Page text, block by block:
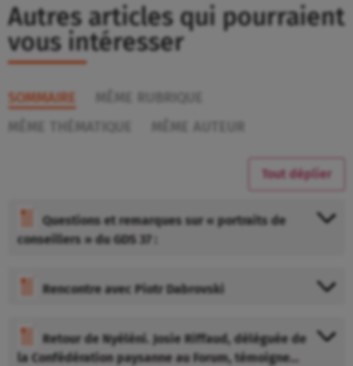
Autres articles qui pourraient
vous intéresser
SOMMAIRE
MÊME RUBRIQUE
MÊME THÉMATIQUE
MÊME AUTEUR
Tout déplier
Questions et remarques sur « portraits de
conseillers » du GDS 37 :
Rencontre avec Piotr Dabrovski
Retour de Nyéléni. Josie Riffaud, déléguée de
la Confédération paysanne au Forum, témoigne…